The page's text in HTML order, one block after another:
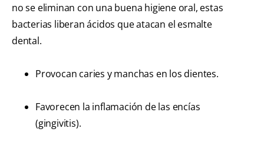
no se eliminan con una buena higiene oral, estas
bacterias liberan ácidos que atacan el esmalte
dental.
Provocan caries y manchas en los dientes.
Favorecen la inflamación de las encías
(gingivitis).